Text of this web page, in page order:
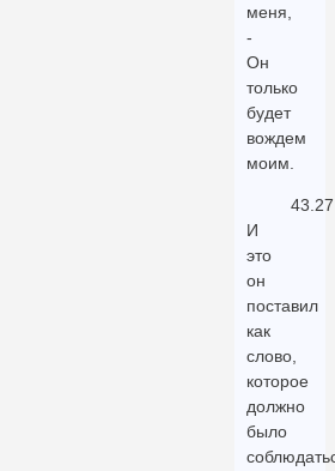
меня,
-
Он
только
будет
вождем
моим.
43.27
И
это
он
поставил
как
слово,
которое
должно
было